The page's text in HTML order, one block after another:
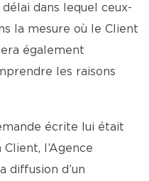
dans lequel ceux-
la mesure où le Client
également
les raisons
écrite lui était
l’Agence
diffusion d’un